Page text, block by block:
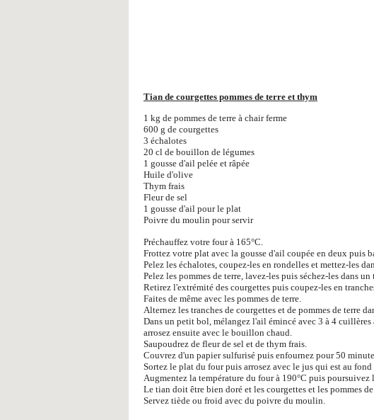
Tian de courgettes pommes de terre et thym
1 kg de pommes de terre à chair ferme
600 g de courgettes
3 échalotes
20 cl de bouillon de légumes
1 gousse d'ail pelée et râpée
Huile d'olive
Thym frais
Fleur de sel
1 gousse d'ail pour le plat
Poivre du moulin pour servir
Préchauffez votre four à 165°C.
Frottez votre plat avec la gousse d'ail coupée en deux puis
Pelez les échalotes, coupez-les en rondelles et mettez-les
Pelez les pommes de terre, lavez-les puis séchez-les dans
Retirez l'extrémité des courgettes puis coupez-les en
Faites de même avec les pommes de terre.
Alternez les tranches de courgettes et de pommes de terre
Dans un petit bol, mélangez l'ail émincé avec 3 à 4
arrosez ensuite avec le bouillon chaud.
Saupoudrez de fleur de sel et de thym frais.
Couvrez d'un papier sulfurisé puis enfournez pour 50
Sortez le plat du four puis arrosez avec le jus qui est au
Augmentez la température du four à 190°C puis
Le tian doit être bien doré et les courgettes et les pommes
Servez tiède ou froid avec du poivre du moulin.